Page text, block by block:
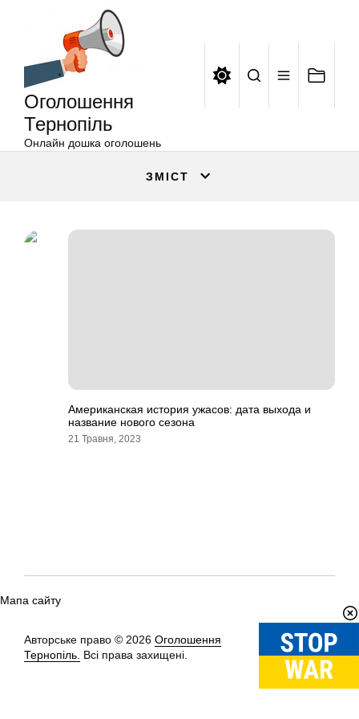
Оголошення
Тернопіль
Онлайн дошка оголошень
ЗМІСТ
Американская история ужасов: дата выхода и
название нового сезона
21 Травня, 2023
Мапа сайту
Авторське право © 2026 Оголошення
Тернопіль. Всі права захищені.
Вгору↑